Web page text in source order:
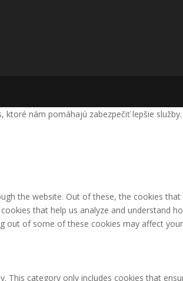
ktoré nám pomáhajú zabezpečiť lepšie služby.
the website. Out of these, the cookies
that help us analyze and understand
of some of these cookies may affect
category only includes cookies that